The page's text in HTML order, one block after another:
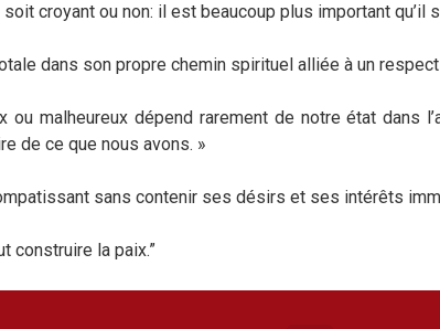
soit croyant ou non: il est beaucoup plus important qu’il
dans son propre chemin spirituel alliée à un
ou malheureux dépend rarement de notre état dans
de ce que nous avons. »
sans contenir ses désirs et ses intérêts
construire la paix.”